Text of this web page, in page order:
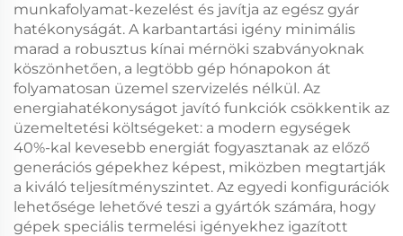
munkafolyamat-kezelést és javítja az egész gyár
hatékonyságát. A karbantartási igény minimális
marad a robusztus kínai mérnöki szabványoknak
köszönhetően, a legtöbb gép hónapokon át
folyamatosan üzemel szervizelés nélkül. Az
energiahatékonyságot javító funkciók csökkentik az
üzemeltetési költségeket: a modern egységek
40%-kal kevesebb energiát fogyasztanak az előző
generációs gépekhez képest, miközben megtartják
a kiváló teljesítményszintet. Az egyedi konfigurációk
lehetősége lehetővé teszi a gyártók számára, hogy
gépek speciális termelési igényekhez igazított